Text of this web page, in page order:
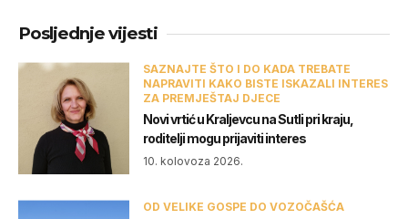
Posljednje vijesti
SAZNAJTE ŠTO I DO KADA TREBATE
NAPRAVITI KAKO BISTE ISKAZALI INTERES
ZA PREMJEŠTAJ DJECE
Novi vrtić u Kraljevcu na Sutli pri kraju,
roditelji mogu prijaviti interes
10. kolovoza 2026.
OD VELIKE GOSPE DO VOZOČAŠĆA